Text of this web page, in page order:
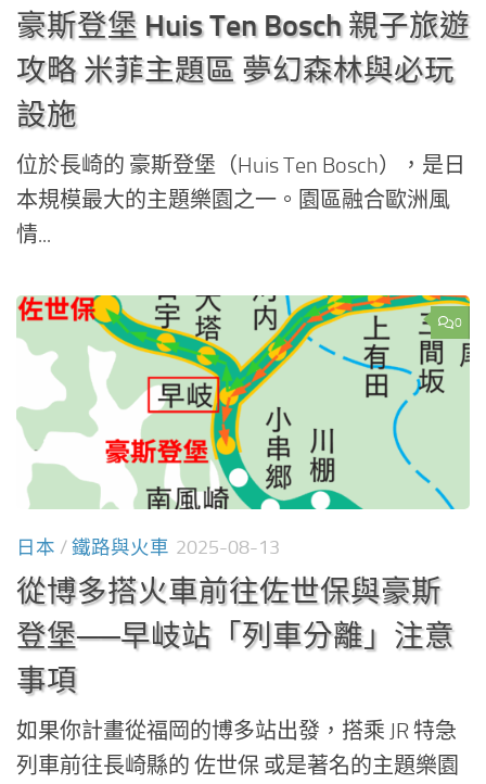
豪斯登堡 Huis Ten Bosch 親子旅遊
攻略 米菲主題區 夢幻森林與必玩
設施
位於長崎的 豪斯登堡（Huis Ten Bosch），是日
本規模最大的主題樂園之一。園區融合歐洲風
情...
0
日本 / 鐵路與火車 2025-08-13
從博多搭火車前往佐世保與豪斯
登堡──早岐站「列車分離」注意
事項
如果你計畫從福岡的博多站出發，搭乘 JR 特急
列車前往長崎縣的 佐世保 或是著名的主題樂園